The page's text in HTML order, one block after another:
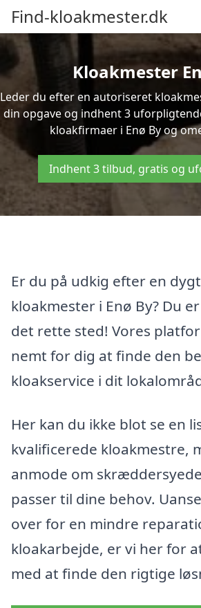
Find-kloakmester.dk
Kloakmester
Leder du efter en autoriseret
din opgave og indhent 3
kloakfirmaer i Enø By og
Indhent 3 tilbud, gratis og
Er du på udkig efter en
kloakmester i Enø By? Du
det rette sted! Vores
nemt for dig at finde den
kloakservice i dit
Her kan du ikke blot se en
kvalificerede kloakmestre,
anmode om
passer til dine behov.
over for en mindre
kloakarbejde, er vi her for
med at finde den rigtige